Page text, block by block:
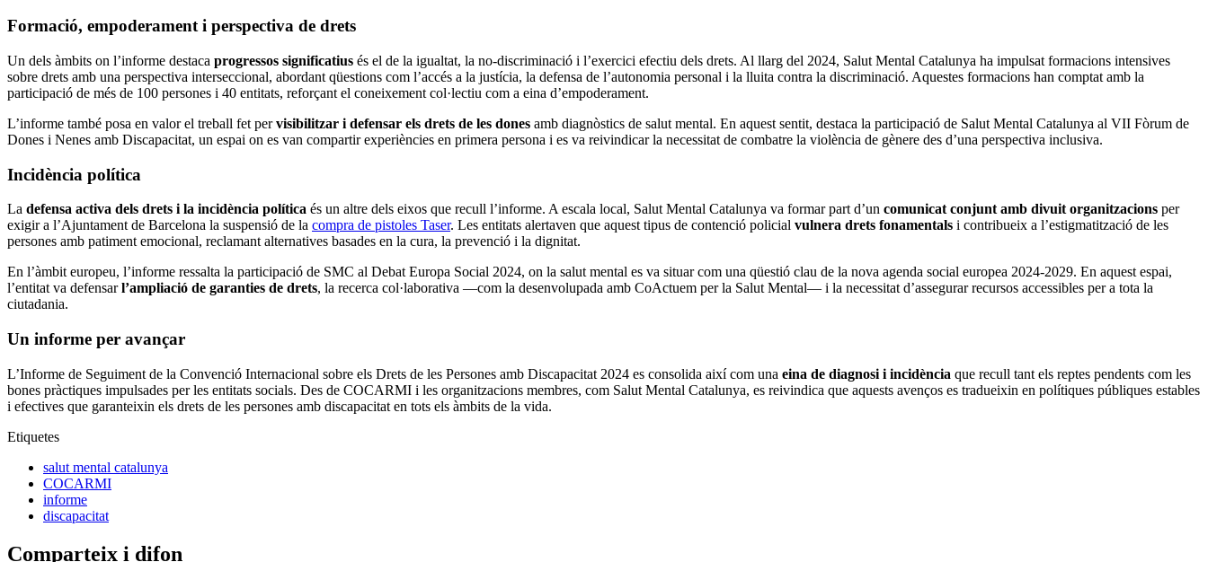
Formació, empoderament i perspectiva de drets
Un dels àmbits on l’informe destaca progressos significatius és el de la igualtat, la no-discriminació i l’exercici efectiu dels drets. Al llarg del 2024, Salut Mental Catalunya ha impulsat formacions intensives
sobre drets amb una perspectiva interseccional, abordant qüestions com l’accés a la justícia, la defensa de l’autonomia personal i la lluita contra la discriminació. Aquestes formacions han comptat amb la
participació de més de 100 persones i 40 entitats, reforçant el coneixement col·lectiu com a eina d’empoderament.
L’informe també posa en valor el treball fet pervisibilitzar i defensar els drets de les dones amb diagnòstics de salut mental. En aquest sentit, destaca la participació de Salut Mental Catalunya al VII Fòrum de
Dones i Nenes amb Discapacitat, un espai on es van compartir experiències en primera persona i es va reivindicar la necessitat de combatre la violència de gènere des d’una perspectiva inclusiva.
Incidència política
La defensa activa dels drets i la incidència política és un altre dels eixos que recull l’informe. A escala local, Salut Mental Catalunya va formar part d’un comunicat conjunt amb divuit organitzacions per
exigir a l’Ajuntament de Barcelona la suspensió de la compra de pistoles Taser. Les entitats alertaven que aquest tipus de contenció policial vulnera drets fonamentals i contribueix a l’estigmatització de les
persones amb patiment emocional, reclamant alternatives basades en la cura, la prevenció i la dignitat.
En l’àmbit europeu, l’informe ressalta la participació de SMC al Debat Europa Social 2024, on la salut mental es va situar com una qüestió clau de la nova agenda social europea 2024-2029. En aquest espai,
l’entitat va defensarl’ampliació de garanties de drets, la recerca col·laborativa —com la desenvolupada amb CoActuem per la Salut Mental— i la necessitat d’assegurar recursos accessibles per a tota la
ciutadania.
Un informe per avançar
L’Informe de Seguiment de la Convenció Internacional sobre els Drets de les Persones amb Discapacitat 2024 es consolida així com una eina de diagnosi i incidència que recull tant els reptes pendents com les
bones pràctiques impulsades per les entitats socials. Des de COCARMI i les organitzacions membres, com Salut Mental Catalunya, es reivindica que aquests avenços es tradueixin en polítiques públiques estables
i efectives que garanteixin els drets de les persones amb discapacitat en tots els àmbits de la vida.
Etiquetes
salut mental catalunya
COCARMI
informe
discapacitat
Comparteix i difon